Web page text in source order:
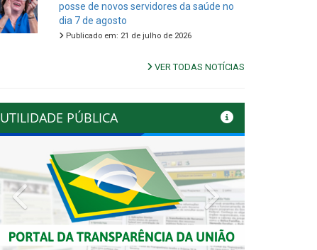
posse de novos servidores da saúde no
dia 7 de agosto
Publicado em: 21 de julho de 2026
VER TODAS NOTÍCIAS
UTILIDADE PÚBLICA
Previous Next